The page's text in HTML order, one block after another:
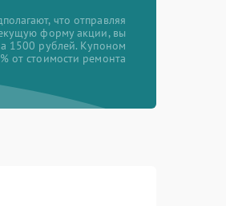
что отправляя
форму акции, вы
1500 рублей. Купоном
от стоимости ремонта